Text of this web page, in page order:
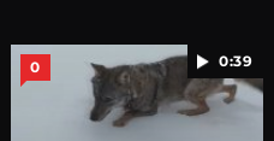
0:39
0